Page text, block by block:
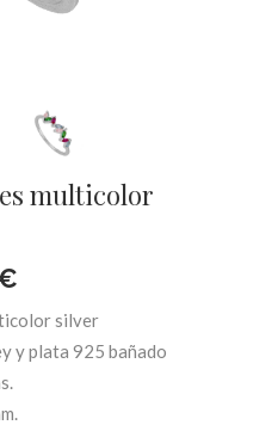
multicolor
precio
silver
y plata 925 bañado